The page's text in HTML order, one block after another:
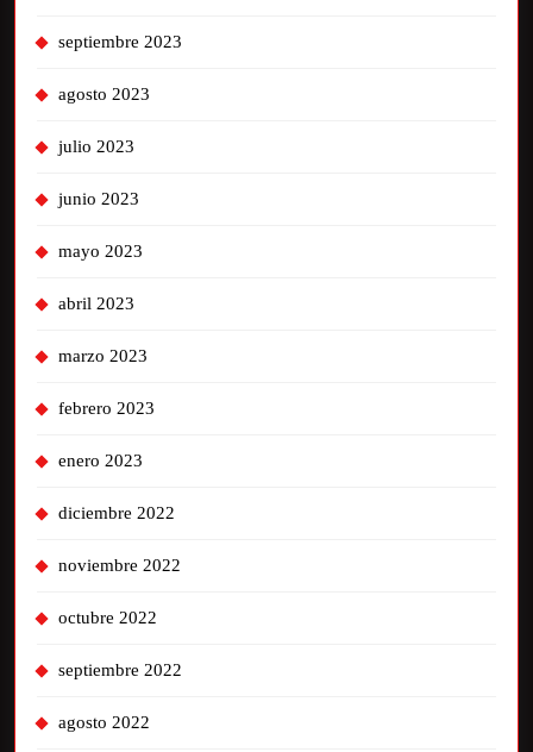
septiembre 2023
agosto 2023
julio 2023
junio 2023
mayo 2023
abril 2023
marzo 2023
febrero 2023
enero 2023
diciembre 2022
noviembre 2022
octubre 2022
septiembre 2022
agosto 2022